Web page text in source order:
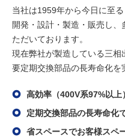
当社は1959年から今日に至
開発・設計・製造・販売し
ただいております。
現在弊社が製造している三相
要定期交換部品の長寿命化を
高効率（400V系97%以
定期交換部品の長寿命化
省スペースでお客様スペ